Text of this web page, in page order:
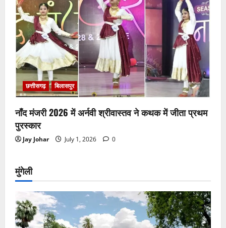
छत्तीसगढ़ बिलासपुर
नाँद मंजरी 2026 में अर्नवी श्रीवास्तव ने कथक में जीता प्रथम
पुरस्कार
Jay Johar July 1, 2026 0
मुंगेली